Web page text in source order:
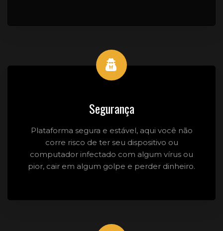
Segurança
Plataforma segura e estável, aqui você não
corre risco de ter seu dispositivo ou
computador infectado com algum vírus ou
pior, cair em algum golpe e perder dinheiro.